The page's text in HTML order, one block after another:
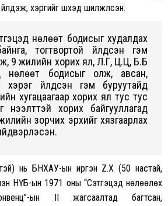
хэргийг шүүхэд шилжүүлсэн.
нөлөөт бодисыг худалдах
тогтвортой үйлдсэн гэм
9 жилийн хорих ял, Л.Г, Ц.Ц, Б.Б
нөлөөт бодисыг олж, авсан,
хэрэг үйлдсэн гэм буруутайд
хугацаагаар хорих ял тус тус
нээлттэй хорих байгууллагад
зорчих эрхийг хязгаарлах
нь БНХАУ-ын иргэн Z.X (50 настай,
НҮБ-ын 1971 оны “Сэтгэцэд нөлөөлөх
ын II жагсаалтад багтсан,